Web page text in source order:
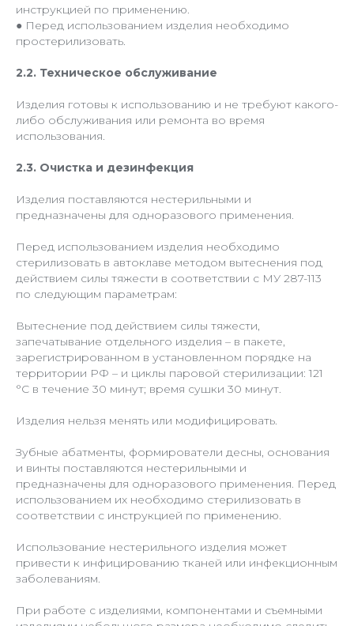
инструкцией по применению.
● Перед использованием изделия необходимо
простерилизовать.
2.2. Техническое обслуживание
Изделия готовы к использованию и не требуют какого-
либо обслуживания или ремонта во время
использования.
2.3. Очистка и дезинфекция
Изделия поставляются нестерильными и
предназначены для одноразового применения.
Перед использованием изделия необходимо
стерилизовать в автоклаве методом вытеснения под
действием силы тяжести в соответствии с МУ 287-113
по следующим параметрам:
Вытеснение под действием силы тяжести,
запечатывание отдельного изделия – в пакете,
зарегистрированном в установленном порядке на
территории РФ – и циклы паровой стерилизации: 121
°С в течение 30 минут; время сушки 30 минут.
Изделия нельзя менять или модифицировать.
Зубные абатменты, формирователи десны, основания
и винты поставляются нестерильными и
предназначены для одноразового применения. Перед
использованием их необходимо стерилизовать в
соответствии с инструкцией по применению.
Использование нестерильного изделия может
привести к инфицированию тканей или инфекционным
заболеваниям.
При работе с изделиями, компонентами и съемными